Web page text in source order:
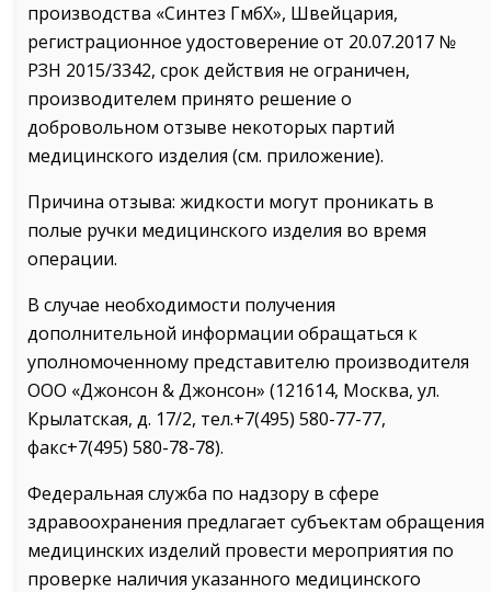
производства «Синтез ГмбХ», Швейцария,
регистрационное удостоверение от 20.07.2017 №
РЗН 2015/3342, срок действия не ограничен,
производителем принято решение о
добровольном отзыве некоторых партий
медицинского изделия (см. приложение).
Причина отзыва: жидкости могут проникать в
полые ручки медицинского изделия во время
операции.
В случае необходимости получения
дополнительной информации обращаться к
уполномоченному представителю производителя
ООО «Джонсон & Джонсон» (121614, Москва, ул.
Крылатская, д. 17/2, тел.+7(495) 580-77-77,
факс+7(495) 580-78-78).
Федеральная служба по надзору в сфере
здравоохранения предлагает субъектам обращения
медицинских изделий провести мероприятия по
проверке наличия указанного медицинского